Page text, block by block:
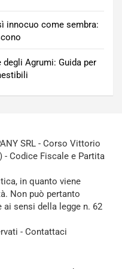
innocuo come sembra:
Agrumi: Guida per
SRL - Corso Vittorio
- Codice Fiscale e Partita
in quanto viene
Non può pertanto
sensi della legge n. 62
- Contattaci